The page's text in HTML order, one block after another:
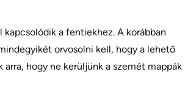
kapcsolódik a fentiekhez. A korábban
orvosolni kell, hogy a lehető
arra, hogy ne kerüljünk a szemét mappák